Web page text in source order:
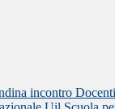
incontro